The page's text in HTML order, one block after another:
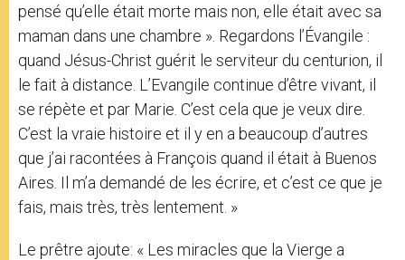
pensé qu’elle était morte mais non, elle était avec sa
maman dans une chambre ». Regardons l’Évangile :
quand Jésus-Christ guérit le serviteur du centurion, il
le fait à distance. L’Evangile continue d’être vivant, il
se répète et par Marie. C’est cela que je veux dire.
C’est la vraie histoire et il y en a beaucoup d’autres
que j’ai racontées à François quand il était à Buenos
Aires. Il m’a demandé de les écrire, et c’est ce que je
fais, mais très, très lentement. »
Le prêtre ajoute: « Les miracles que la Vierge a